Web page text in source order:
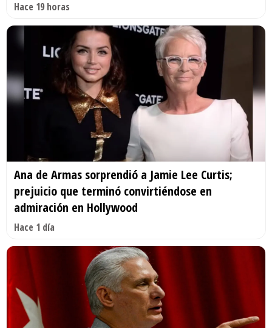
Hace 19 horas
Ana de Armas sorprendió a Jamie Lee Curtis;
prejuicio que terminó convirtiéndose en
admiración en Hollywood
Hace 1 día